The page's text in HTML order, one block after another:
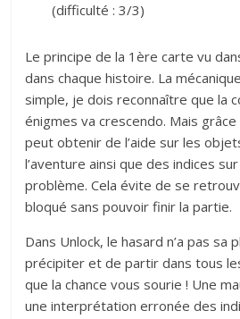
(difficulté : 3/3)
Le principe de la 1ère carte vu
dans chaque histoire. La
simple, je dois reconnaître que la
énigmes va crescendo. Mais grâce
peut obtenir de l’aide sur les
l’aventure ainsi que des indices
problème. Cela évite de se
bloqué sans pouvoir finir la partie.
Dans Unlock, le hasard n’a pas sa
précipiter et de partir dans tous
que la chance vous sourie ! Une
une interprétation erronée des